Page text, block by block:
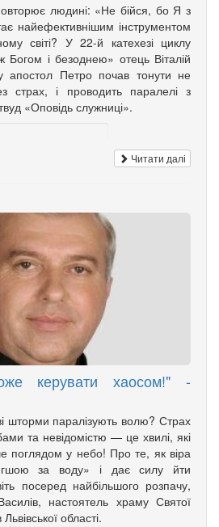
людині: «Не бійся, бо Я з
найефективнішим інструментом
світі? У 22-й катехезі циклу
і безоднею» отець Віталій
апостол Петро почав тонути не
страх, і проводить паралелі з
«Оповідь служниці».
Читати далі
керувати хаосом!" -
шторми паралізують волю? Страх
та невідомістю — це хвилі, які
поглядом у небо! Про те, як віра
за воду» і дає силу йти
посеред найбільшого розпачу,
настоятель храму Святої
області.